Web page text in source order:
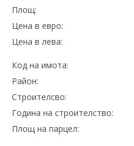
Площ:
Цена в евро:
Цена в лева:
Код на имота:
Район:
Строителсво:
Година на строителство:
Площ на парцел: